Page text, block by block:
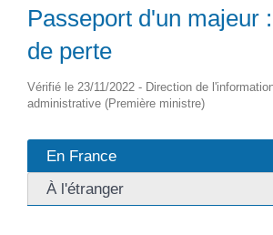
Passeport d'un majeur
de perte
Vérifié le 23/11/2022 - Direction de
administrative (Première ministre)
En France
À l'étranger